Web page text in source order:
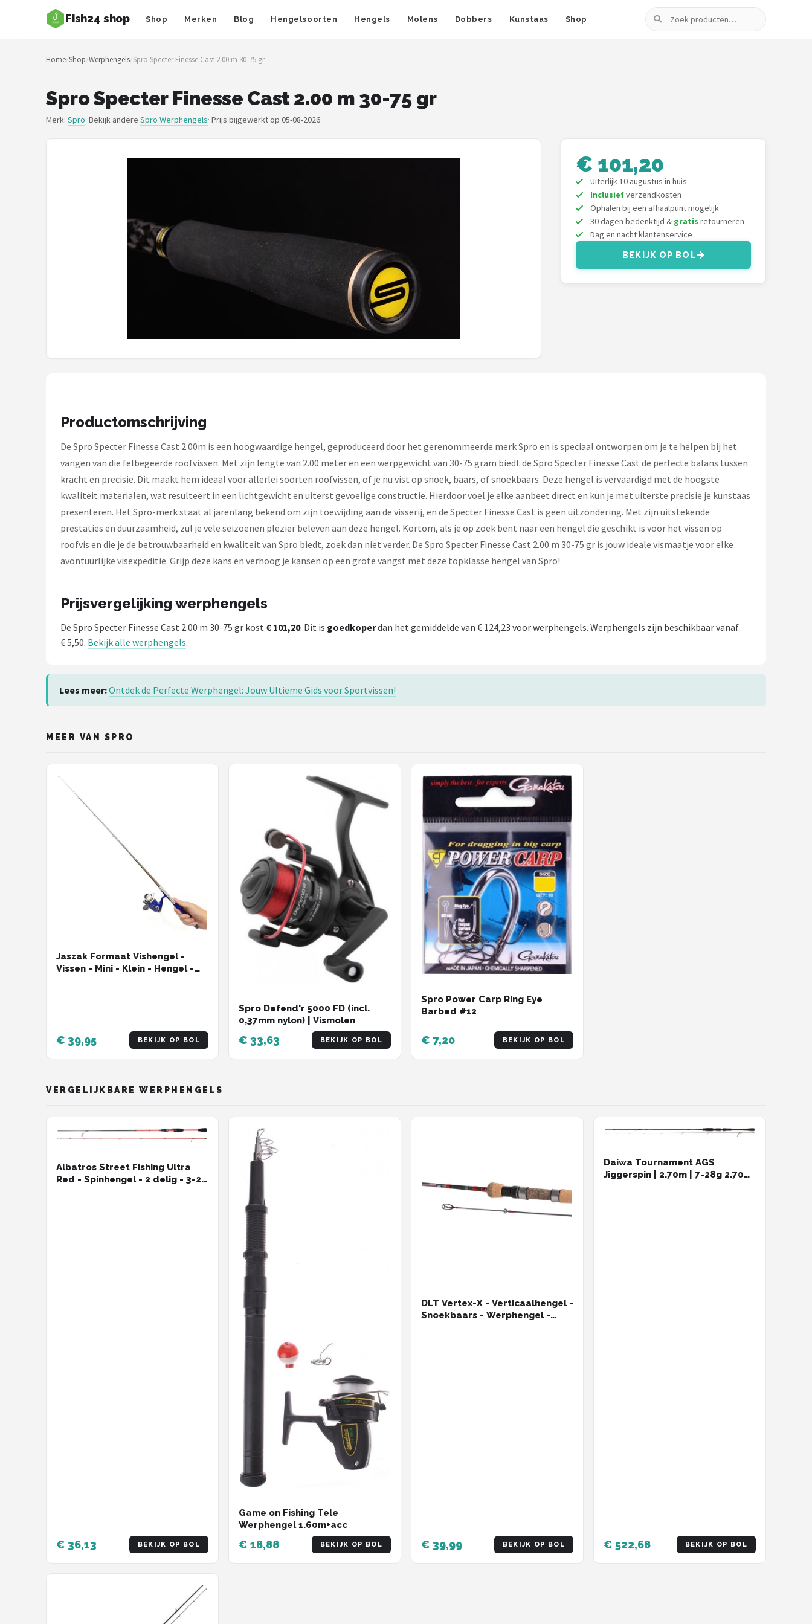
Fish24 shop Shop Merken Blog Hengelsoorten Hengels Molens Dobbers Kunstaas Shop
Zoeken
Zoeken
NAVIGATIE
Merken
PB Products
Fox Rage
Gamakatsu
Home/Shop/Werphengels/Spro Specter Finesse Cast 2.00 m 30-75 gr
Spro Specter Finesse Cast 2.00 m 30-75 gr
Merk: Spro· Bekijk andere Spro Werphengels· Prijs bijgewerkt op 05-08-2026
€ 101,20
Uiterlijk 10 augustus in huis
Inclusiefverzendkosten
Ophalen bij een afhaalpunt mogelijk
30 dagen bedenktijd & gratis retourneren
Dag en nacht klantenservice
BEKIJK OP BOL
Productomschrijving
De Spro Specter Finesse Cast 2.00m is een hoogwaardige hengel, geproduceerd door het gerenommeerde merk Spro en is speciaal ontworpen om je te helpen bij het
vangen van die felbegeerde roofvissen. Met zijn lengte van 2.00 meter en een werpgewicht van 30-75 gram biedt de Spro Specter Finesse Cast de perfecte balans tussen
kracht en precisie. Dit maakt hem ideaal voor allerlei soorten roofvissen, of je nu vist op snoek, baars, of snoekbaars. Deze hengel is vervaardigd met de hoogste
kwaliteit materialen, wat resulteert in een lichtgewicht en uiterst gevoelige constructie. Hierdoor voel je elke aanbeet direct en kun je met uiterste precisie je kunstaas
presenteren. Het Spro-merk staat al jarenlang bekend om zijn toewijding aan de visserij, en de Specter Finesse Cast is geen uitzondering. Met zijn uitstekende
prestaties en duurzaamheid, zul je vele seizoenen plezier beleven aan deze hengel. Kortom, als je op zoek bent naar een hengel die geschikt is voor het vissen op
roofvis en die je de betrouwbaarheid en kwaliteit van Spro biedt, zoek dan niet verder. De Spro Specter Finesse Cast 2.00 m 30-75 gr is jouw ideale vismaatje voor elke
avontuurlijke visexpeditie. Grijp deze kans en verhoog je kansen op een grote vangst met deze topklasse hengel van Spro!
Prijsvergelijking werphengels
De Spro Specter Finesse Cast 2.00 m 30-75 gr kost € 101,20. Dit is goedkoperdan het gemiddelde van € 124,23 voor werphengels. Werphengels zijn beschikbaar vanaf
€ 5,50. Bekijk alle werphengels.
Lees meer:Ontdek de Perfecte Werphengel: Jouw Ultieme Gids voor Sportvissen!
MEER VAN SPRO
Jaszak Formaat Vishengel -
Vissen - Mini - Klein - Hengel -
€ 39,95 BEKIJK OP BOL
Spro Defend'r 5000 FD (incl.
0,37mm nylon) | Vismolen
€ 33,63 BEKIJK OP BOL
Spro Power Carp Ring Eye
Barbed #12
€ 7,20 BEKIJK OP BOL
VERGELIJKBARE WERPHENGELS
Albatros Street Fishing Ultra
Red - Spinhengel - 2 delig - 3-25
€ 36,13 BEKIJK OP BOL
Game on Fishing Tele
Werphengel 1.60m+acc
€ 18,88 BEKIJK OP BOL
DLT Vertex-X - Verticaalhengel -
Snoekbaars - Werphengel -
€ 39,99 BEKIJK OP BOL
Daiwa Tournament AGS
Jiggerspin | 2.70m | 7-28g 2.70m
€ 522,68 BEKIJK OP BOL